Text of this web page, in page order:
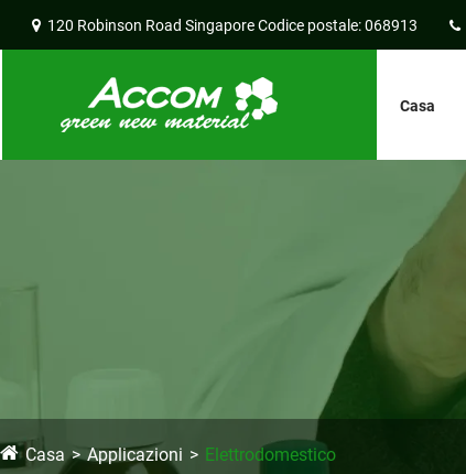
120 Robinson Road Singapore Codice postale: 068913
Casa
Casa Applicazioni Elettrodomestico